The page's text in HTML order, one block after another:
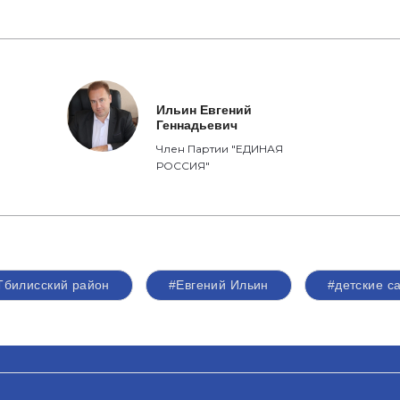
Ильин Евгений
Геннадьевич
Член Партии "ЕДИНАЯ
РОССИЯ"
район #Евгений Ильин #детские